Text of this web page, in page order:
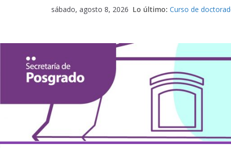
sábado, agosto 8, 2026 Lo último: Curso de
Curso de
Curso de
Defensas de